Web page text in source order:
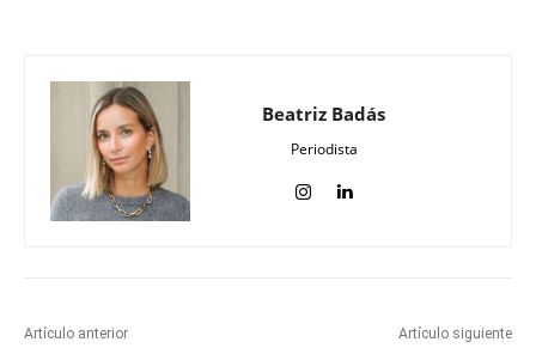
Beatriz Badás
Periodista
Artículo anterior Artículo siguiente